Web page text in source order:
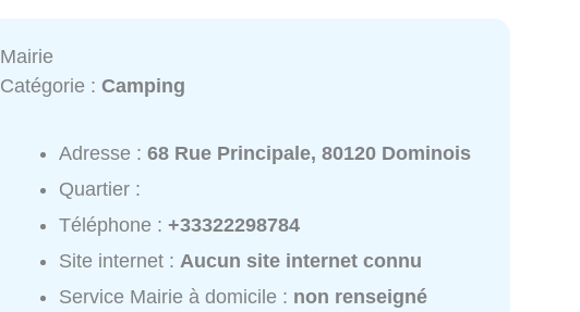
Mairie
Catégorie :Camping
Adresse :68 Rue Principale, 80120 Dominois
Quartier :
Téléphone :+33322298784
Site internet : Aucun site internet connu
Service Mairie à domicile : non renseigné